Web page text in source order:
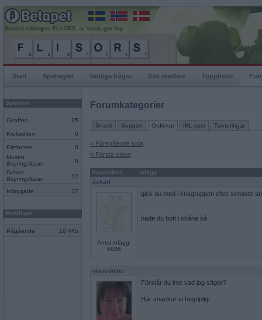
Senaste rullningen, FLIsORS, av Vittula gav 94p
Start Spelregler Vanliga frågor Sök medlem Topplistor
Spelrum
Giraffen 25
Krokodilen 0
Elefanten
0
Musen
Böjningslistan
0
Grisen
Böjningslistan
12
Inloggade 37
Mobilspel
Pågående 18 445
Forumkategorier
Snack Support Ordlekar IRL-spel Turneringar
« Föregående sida
« Första sidan
Användare
Inlägg
åskarl
Antal inlägg:
5826
gick du med i krisgruppen efter senaste
hade du bott i skåne så
olausdotter
Förstår du inte vad jag säger?
Här snackar vi begripligt